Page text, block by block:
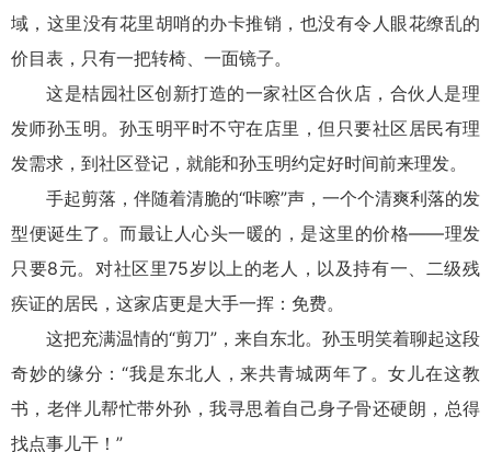
域，这里没有花里胡哨的办卡推销，也没有令人眼花缭乱的
价目表，只有一把转椅、一面镜子。
这是桔园社区创新打造的一家社区合伙店，合伙人是理
发师孙玉明。孙玉明平时不守在店里，但只要社区居民有理
发需求，到社区登记，就能和孙玉明约定好时间前来理发。
手起剪落，伴随着清脆的“咔嚓”声，一个个清爽利落的发
型便诞生了。而最让人心头一暖的，是这里的价格——理发
只要8元。对社区里75岁以上的老人，以及持有一、二级残
疾证的居民，这家店更是大手一挥：免费。
这把充满温情的“剪刀”，来自东北。孙玉明笑着聊起这段
奇妙的缘分：“我是东北人，来共青城两年了。女儿在这教
书，老伴儿帮忙带外孙，我寻思着自己身子骨还硬朗，总得
找点事儿干！”